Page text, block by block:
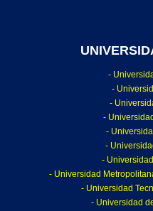
-
-
-
-
-
-
-
- Universidad
- Universidad
- Universidad